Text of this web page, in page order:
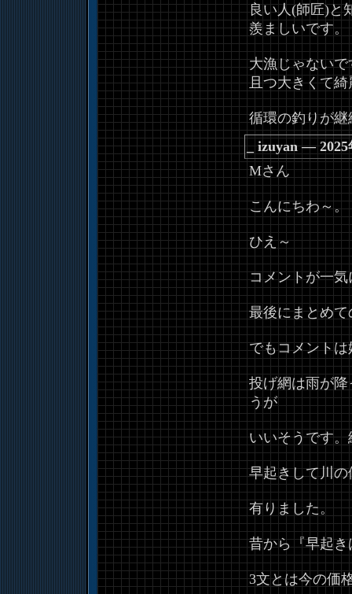
良い人(師匠)と
羨ましいです。
大漁じゃないで
且つ大きくて綺
循環の釣りが
_izuyan ― 2025
Mさん
こんにちわ～。
ひえ～
コメントが一
最後にまとめ
でもコメント
投げ網は雨が
うが
いいそうです
早起きして川
有りました。
昔から『早起
3文とは今の価